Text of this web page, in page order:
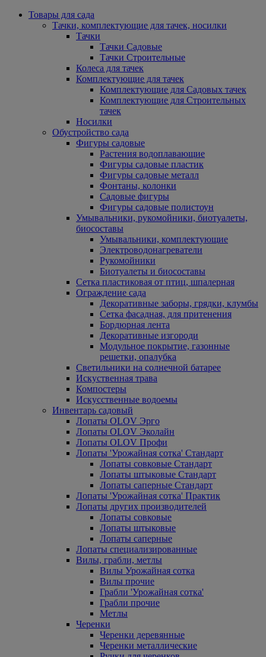
Товары для сада
Тачки, комплектующие для тачек, носилки
Тачки
Тачки Садовые
Тачки Строительные
Колеса для тачек
Комплектующие для тачек
Комплектующие для Садовых тачек
Комплектующие для Строительных
тачек
Носилки
Обустройство сада
Фигуры садовые
Растения водоплавающие
Фигуры садовые пластик
Фигуры садовые металл
Фонтаны, колонки
Садовые фигуры
Фигуры садовые полистоун
Умывальники, рукомойники, биотуалеты,
биосоставы
Умывальники, комплектующие
Электроводонагреватели
Рукомойники
Биотуалеты и биосоставы
Сетка пластиковая от птиц, шпалерная
Ограждение сада
Декоративные заборы, грядки, клумбы
Сетка фасадная, для притенения
Бордюрная лента
Декоративные изгороди
Модульное покрытие, газонные
решетки, опалубка
Светильники на солнечной батарее
Искуственная трава
Компостеры
Искусственные водоемы
Инвентарь садовый
Лопаты OLOV Эрго
Лопаты OLOV Эколайн
Лопаты OLOV Профи
Лопаты 'Урожайная сотка' Стандарт
Лопаты совковые Стандарт
Лопаты штыковые Стандарт
Лопаты саперные Стандарт
Лопаты 'Урожайная сотка' Практик
Лопаты других производителей
Лопаты совковые
Лопаты штыковые
Лопаты саперные
Лопаты специализированные
Вилы, грабли, метлы
Вилы Урожайная сотка
Вилы прочие
Грабли 'Урожайная сотка'
Грабли прочие
Метлы
Черенки
Черенки деревянные
Черенки металлические